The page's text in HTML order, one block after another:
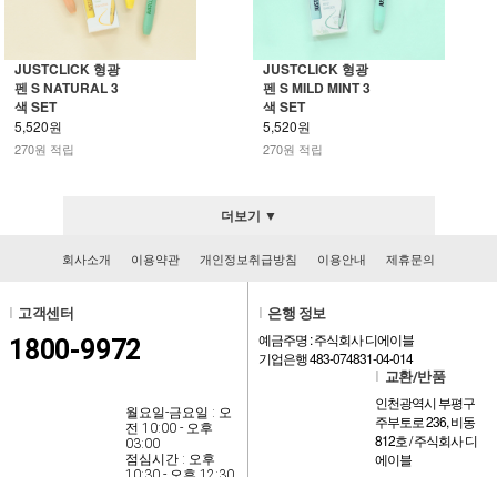
JUSTCLICK 형광
펜 S NATURAL 3
색 SET
5,520원
270원 적립
JUSTCLICK 형광
펜 S MILD MINT 3
색 SET
5,520원
270원 적립
더보기 ▼
회사소개 이용약관 개인정보취급방침 이용안내 제휴문의
고객센터
1800-9972
월요일-금요일 : 오
전 10:00 - 오후
03:00
점심시간 : 오후
은행 정보
예금주명 : 주식회사 디에이블
기업은행 483-074831-04-014
교환/반품
인천광역시 부평구
주부토로 236, 비동
812호 / 주식회사 디
에이블